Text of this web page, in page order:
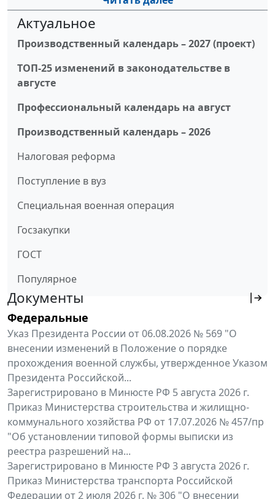
Актуальное
Производственный календарь – 2027 (проект)
ТОП-25 изменений в законодательстве в
августе
Профессиональный календарь на август
Производственный календарь – 2026
Налоговая реформа
Поступление в вуз
Специальная военная операция
Госзакупки
ГОСТ
Популярное
Документы
Федеральные
Указ Президента России от 06.08.2026 № 569 "О
внесении изменений в Положение о порядке
прохождения военной службы, утвержденное Указом
Президента Российской...
Зарегистрировано в Минюсте РФ 5 августа 2026 г.
Приказ Министерства строительства и жилищно-
коммунального хозяйства РФ от 17.07.2026 № 457/пр
"Об установлении типовой формы выписки из
реестра разрешений на...
Зарегистрировано в Минюсте РФ 3 августа 2026 г.
Приказ Министерства транспорта Российской
Федерации от 2 июля 2026 г. № 306 "О внесении